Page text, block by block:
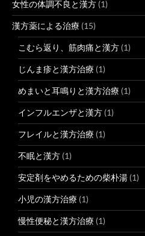
女性の体調不良と漢方 (1)
漢方薬による治療 (15)
こむら返り、筋肉痛と漢方 (1)
じんま疹と漢方治療 (1)
めまいと耳鳴りと漢方治療 (1)
インフルエンザと漢方 (1)
フレイルと漢方治療 (1)
不眠と漢方 (1)
安定剤をやめるための柴朴湯 (1)
小児の漢方治療 (1)
慢性便秘と漢方治療 (1)